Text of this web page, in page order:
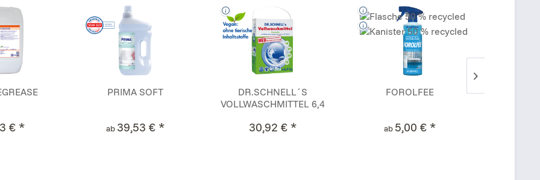
€ *
PRIMA SOFT
ab 39,53 € *
DR.SCHNELL´S
VOLLWASCHMITTEL 6,4
30,92 € *
FOROLFEE
ab 5,00 € *